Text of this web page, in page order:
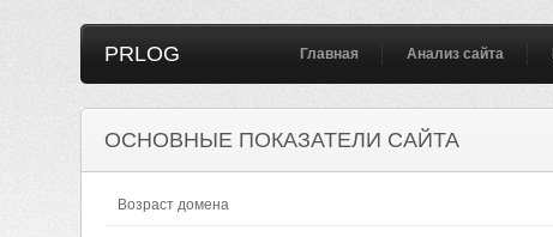
PRLOG Главная Анализ сайта
ОСНОВНЫЕ ПОКАЗАТЕЛИ САЙТА
Возраст домена